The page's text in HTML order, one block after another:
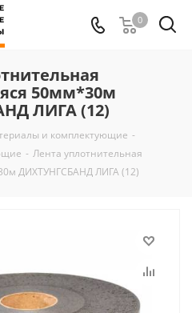
0
50мм*30м
ЛИГА (12)
и комплектующие -
- Лента уплотнительная
ДИХТУНГСБАНД ЛИГА (12)